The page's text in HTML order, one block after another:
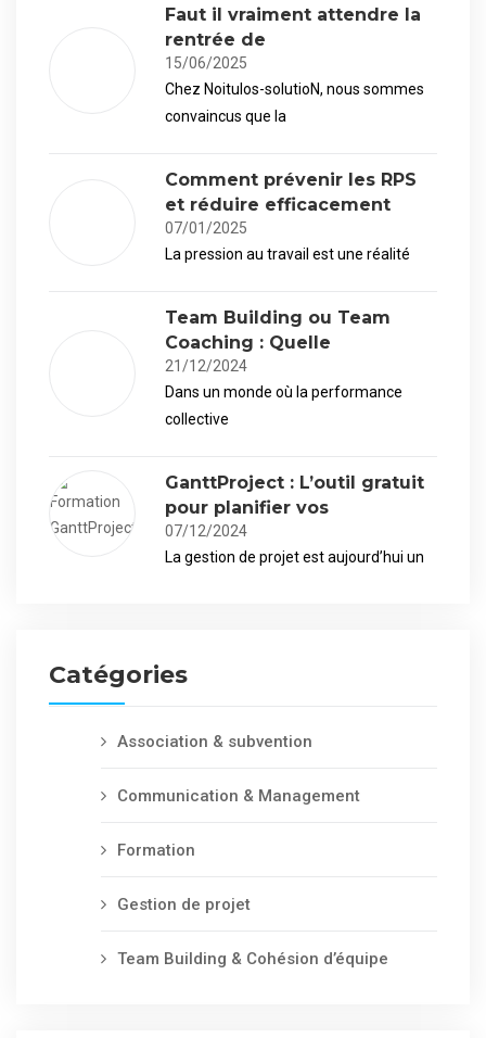
Faut il vraiment attendre la
rentrée de
15/06/2025
Chez Noitulos-solutioN, nous sommes
convaincus que la
Comment prévenir les RPS
et réduire efficacement
07/01/2025
La pression au travail est une réalité
Team Building ou Team
Coaching : Quelle
21/12/2024
Dans un monde où la performance
collective
GanttProject : L’outil gratuit
pour planifier vos
07/12/2024
La gestion de projet est aujourd’hui un
Catégories
Association & subvention
Communication & Management
Formation
Gestion de projet
Team Building & Cohésion d’équipe